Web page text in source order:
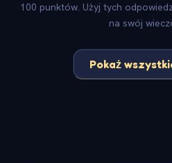
100 punktów. Użyj tych
na swój
Pokaż